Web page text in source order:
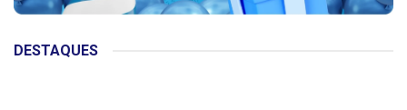
DESTAQUES